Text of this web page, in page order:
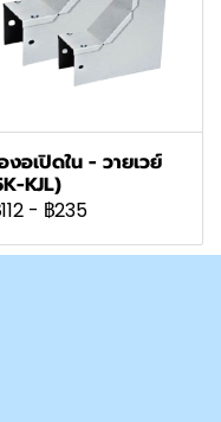
งอเปิดใน - วายเวย์
KJL)
- ฿235